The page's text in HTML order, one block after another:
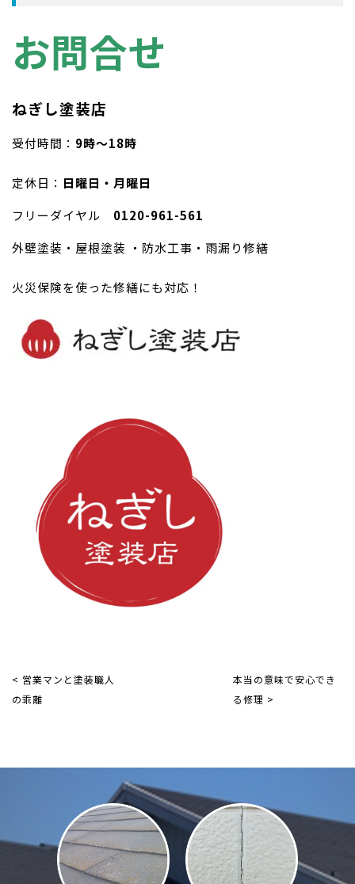
お問合せ
ねぎし塗装店
受付時間： 9時〜18時
定休日： 日曜日・月曜日
フリーダイヤル 0120-961-561
外壁塗装・屋根塗装 ・防水工事・雨漏り修繕
火災保険を使った修繕にも対応！
< 営業マンと塗装職人
の乖離
本当の意味で安心でき
る修理 >